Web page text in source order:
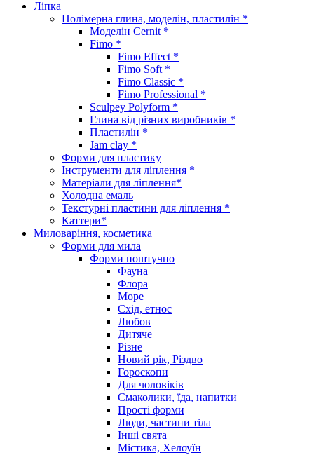
Ліпка
Полімерна глина, моделін, пластилін *
Моделін Cernit *
Fimo *
Fimo Effect *
Fimo Soft *
Fimo Classic *
Fimo Professional *
Sculpey Polyform *
Глина від різних виробників *
Пластилін *
Jam clay *
Форми для пластику
Інструменти для ліплення *
Матеріали для ліплення*
Холодна емаль
Текстурні пластини для ліплення *
Каттери*
Миловаріння, косметика
Форми для мила
Форми поштучно
Фауна
Флора
Море
Схід, етнос
Любов
Дитяче
Різне
Новий рік, Різдво
Гороскопи
Для чоловіків
Смаколики, їда, напитки
Прості форми
Люди, частини тіла
Інші свята
Містика, Хелоуїн